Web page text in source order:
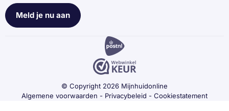
Meld je nu aan
© Copyright 2026 Mijnhuidonline
Algemene voorwaarden - Privacybeleid - Cookiestatement